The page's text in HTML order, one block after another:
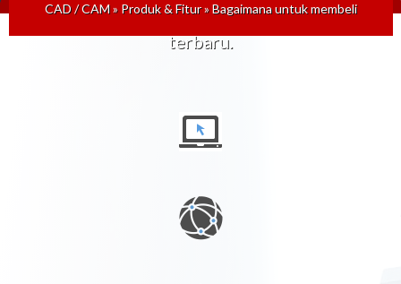
perkembangan teknologi
terbaru.
CAD / CAM» Produk & Fitur»Bagaimana untuk membeli